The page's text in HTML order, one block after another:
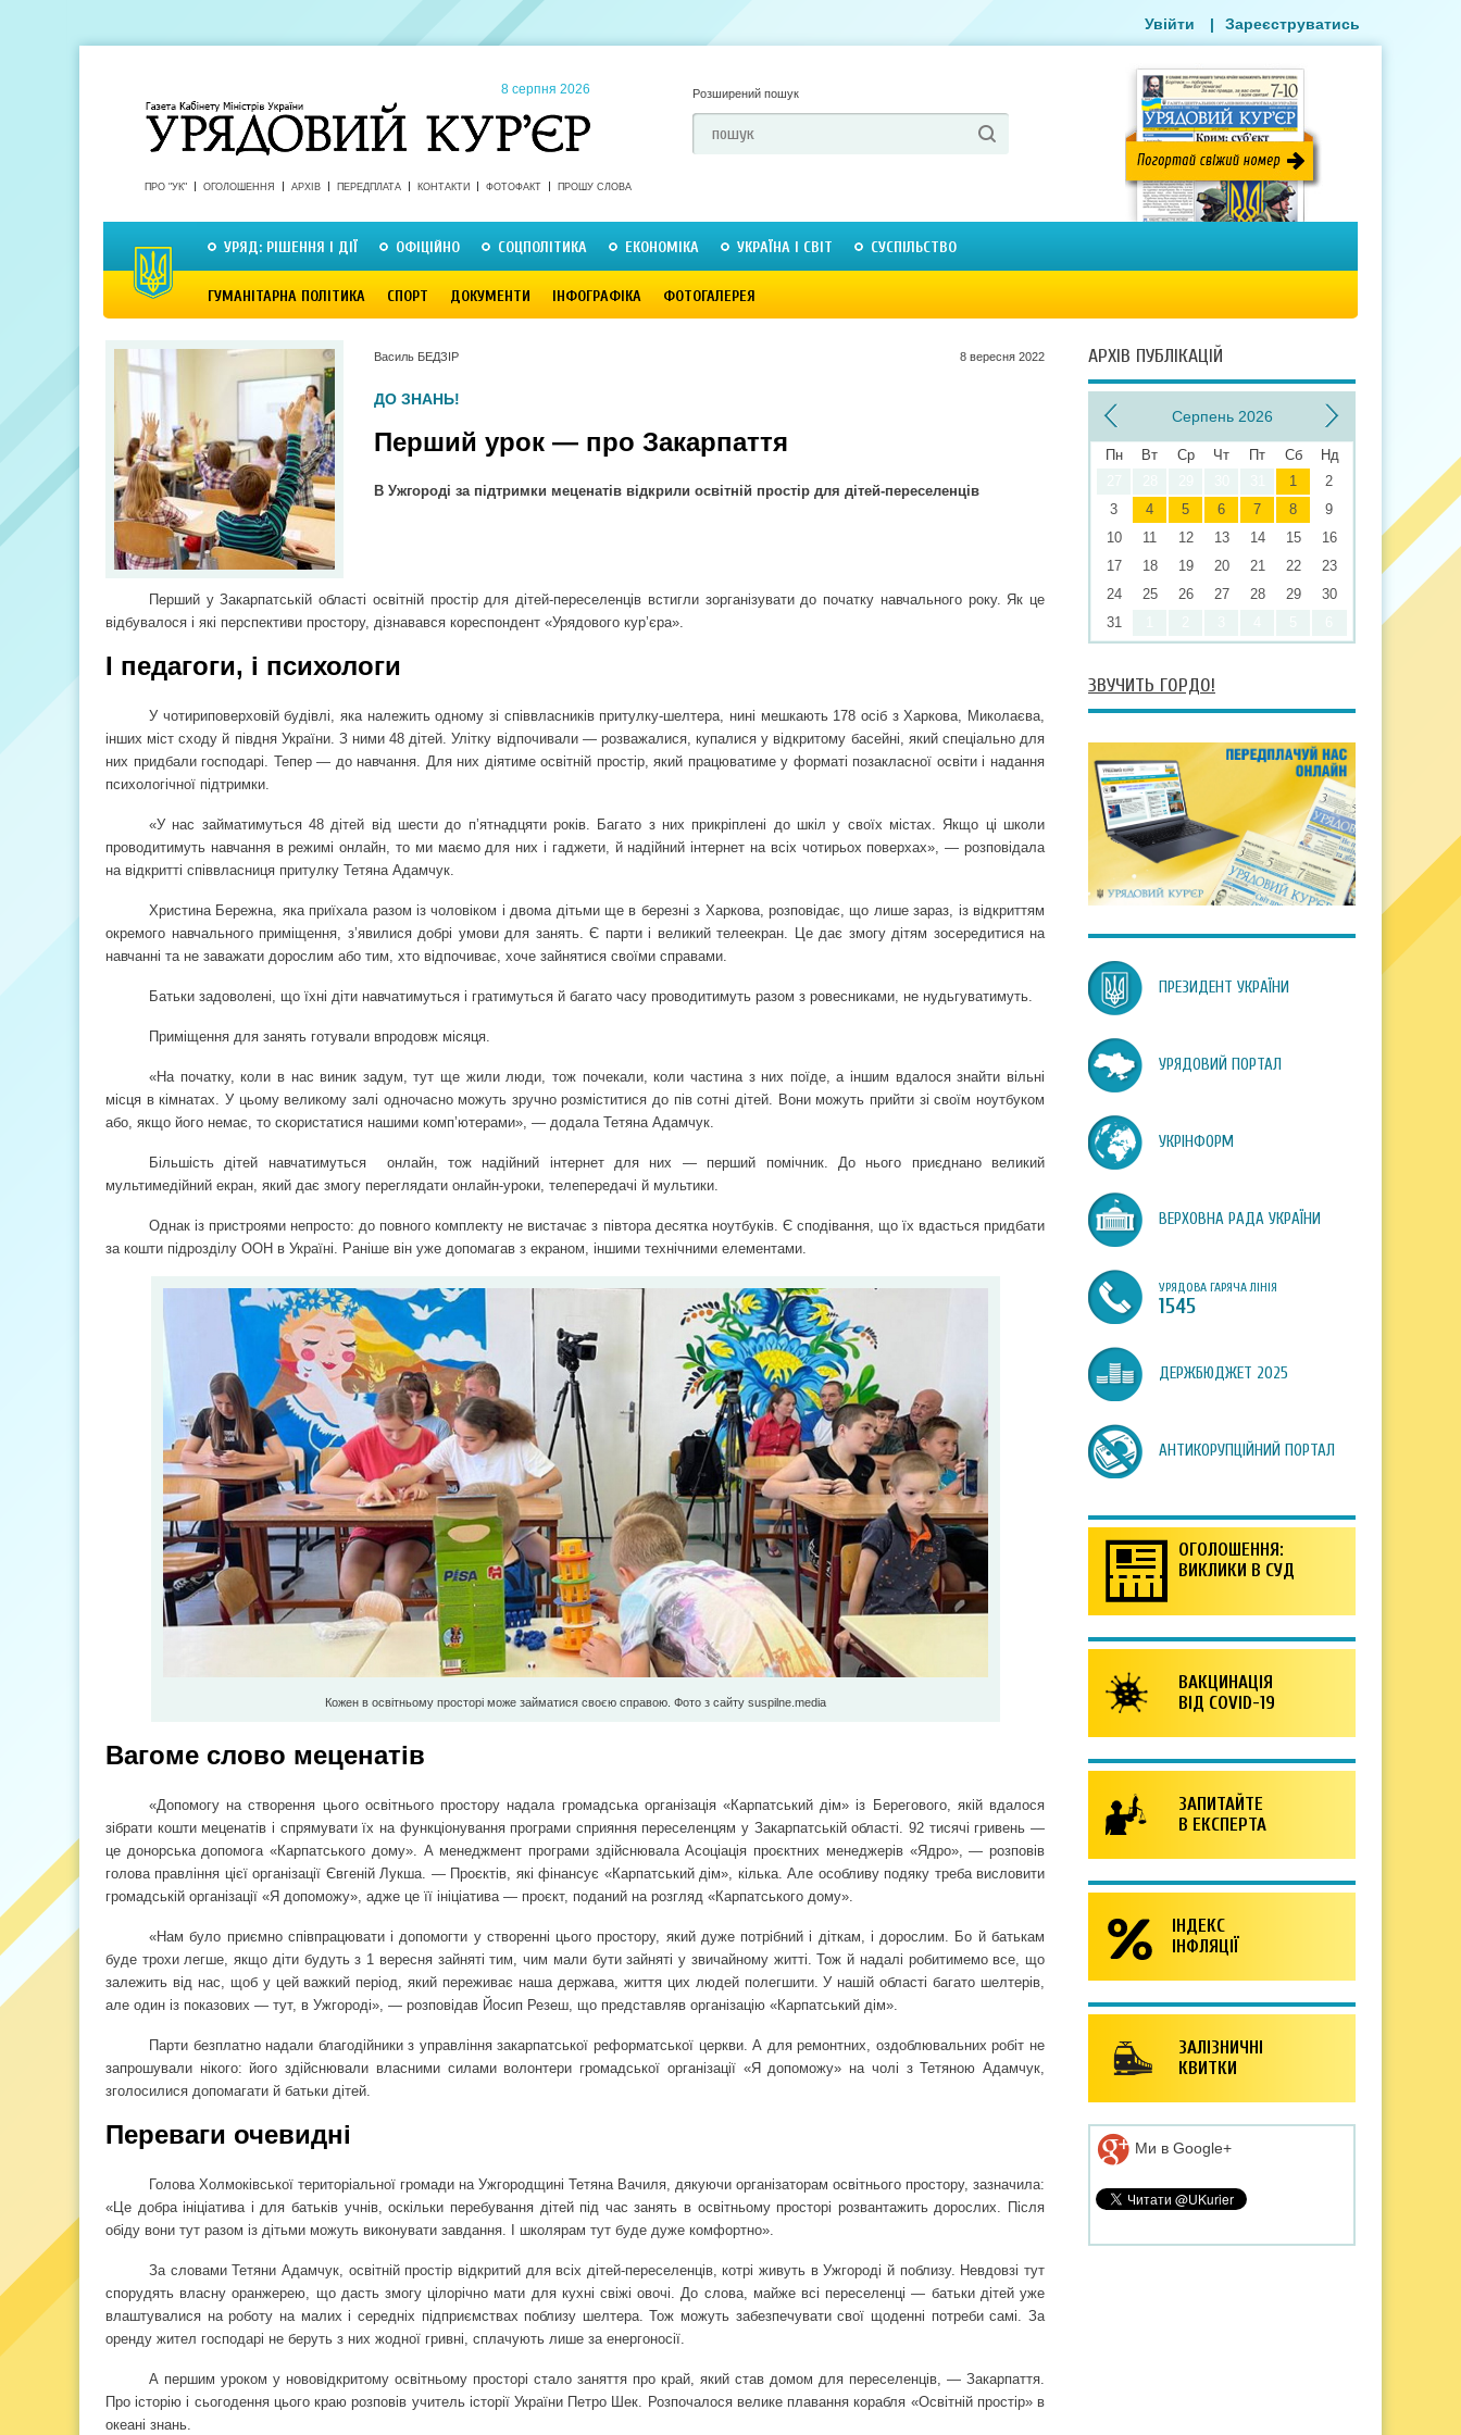
8 серпня 2026 Розширений пошук
ПРО "УК" ОГОЛОШЕННЯ АРХІВ ПЕРЕДПЛАТА КОНТАКТИ ФОТОФАКТ ПРОШУ СЛОВА
УРЯД: РІШЕННЯ І ДІЇ ОФІЦІЙНО СОЦПОЛІТИКА ЕКОНОМІКА УКРАЇНА І СВІТ СУСПІЛЬСТВО
ГУМАНІТАРНА ПОЛІТИКА СПОРТ ДОКУМЕНТИ ІНФОГРАФІКА ФОТОГАЛЕРЕЯ
Увійти | Зареєструватись
Василь БЕДЗІР 8 вересня 2022
ДО ЗНАНЬ!
Перший урок — про Закарпаття
В Ужгороді за підтримки меценатів відкрили освітній простір для дітей-переселенців
Перший у Закарпатській області освітній простір для дітей-переселенців встигли зорганізувати до початку навчального року. Як це
відбувалося і які перспективи простору, дізнавався кореспондент «Урядового кур’єра».
І педагоги, і психологи
У чотириповерховій будівлі, яка належить одному зі співвласників притулку-шелтера, нині мешкають 178 осіб з Харкова, Миколаєва,
інших міст сходу й півдня України. З ними 48 дітей. Улітку відпочивали — розважалися, купалися у відкритому басейні, який спеціально для
них придбали господарі. Тепер — до навчання. Для них діятиме освітній простір, який працюватиме у форматі позакласної освіти і надання
психологічної підтримки.
«У нас займатимуться 48 дітей від шести до п’ятнадцяти років. Багато з них прикріплені до шкіл у своїх містах. Якщо ці школи
проводитимуть навчання в режимі онлайн, то ми маємо для них і гаджети, й надійний інтернет на всіх чотирьох поверхах», — розповідала
на відкритті співвласниця притулку Тетяна Адамчук.
Христина Бережна, яка приїхала разом із чоловіком і двома дітьми ще в березні з Харкова, розповідає, що лише зараз, із відкриттям
окремого навчального приміщення, з’явилися добрі умови для занять. Є парти і великий телеекран. Це дає змогу дітям зосередитися на
навчанні та не заважати дорослим або тим, хто відпочиває, хоче зайнятися своїми справами.
Батьки задоволені, що їхні діти навчатимуться і гратимуться й багато часу проводитимуть разом з ровесниками, не нудьгуватимуть.
Приміщення для занять готували впродовж місяця.
«На початку, коли в нас виник задум, тут ще жили люди, тож почекали, коли частина з них поїде, а іншим вдалося знайти вільні
місця в кімнатах. У цьому великому залі одночасно можуть зручно розміститися до пів сотні дітей. Вони можуть прийти зі своїм ноутбуком
або, якщо його немає, то скористатися нашими комп’ютерами», — додала Тетяна Адамчук.
Більшість дітей навчатимуться
онлайн, тож надійний інтернет для них — перший помічник. До нього приєднано великий
мультимедійний екран, який дає змогу переглядати онлайн-уроки, телепередачі й мультики.
Однак із пристроями непросто: до повного комплекту не вистачає з півтора десятка ноутбуків. Є сподівання, що їх вдасться придбати
за кошти підрозділу ООН в Україні. Раніше він уже допомагав з екраном, іншими технічними елементами.
Кожен в освітньому просторі може займатися своєю справою. Фото з сайту suspilne.media
Вагоме слово меценатів
«Допомогу на створення цього освітнього простору надала громадська організація «Карпатський дім» із Берегового, якій вдалося
зібрати кошти меценатів і спрямувати їх на функціонування програми сприяння переселенцям у Закарпатській області. 92 тисячі гривень —
це донорська допомога «Карпатського дому». А менеджмент програми здійснювала Асоціація проєктних менеджерів «Ядро», — розповів
голова правління цієї організації Євгеній Лукша. — Проєктів, які фінансує «Карпатський дім», кілька. Але особливу подяку треба висловити
громадській організації «Я допоможу», адже це її ініціатива — проєкт, поданий на розгляд «Карпатського дому».
«Нам було приємно співпрацювати і допомогти у створенні цього простору, який дуже потрібний і діткам, і дорослим. Бо й батькам
буде трохи легше, якщо діти будуть з 1 вересня зайняті тим, чим мали бути зайняті у звичайному житті. Тож й надалі робитимемо все, що
залежить від нас, щоб у цей важкий період, який переживає наша держава, життя цих людей полегшити. У нашій області багато шелтерів,
але один із показових — тут, в Ужгороді», — розповідав Йосип Резеш, що представляв організацію «Карпатський дім».
Парти безплатно надали благодійники з управління закарпатської реформатської церкви. А для ремонтних, оздоблювальних робіт не
запрошували нікого: його здійснювали власними силами волонтери громадської організації «Я допоможу» на чолі з Тетяною Адамчук,
зголосилися допомагати й батьки дітей.
Переваги очевидні
Голова Холмоківської територіальної громади на Ужгородщині Тетяна Вачиля, дякуючи організаторам освітнього простору, зазначила:
«Це добра ініціатива і для батьків учнів, оскільки перебування дітей під час занять в освітньому просторі розвантажить дорослих. Після
обіду вони тут разом із дітьми можуть виконувати завдання. І школярам тут буде дуже комфортно».
За словами Тетяни Адамчук, освітній простір відкритий для всіх дітей-переселенців, котрі живуть в Ужгороді й поблизу. Невдовзі тут
спорудять власну оранжерею, що дасть змогу цілорічно мати для кухні свіжі овочі. До слова, майже всі переселенці — батьки дітей уже
влаштувалися на роботу на малих і середніх підприємствах поблизу шелтера. Тож можуть забезпечувати свої щоденні потреби самі. За
оренду жител господарі не беруть з них жодної гривні, сплачують лише за енергоносії.
А першим уроком у нововідкритому освітньому просторі стало заняття про край, який став домом для переселенців, — Закарпаття.
Про історію і сьогодення цього краю розповів учитель історії України Петро Шек. Розпочалося велике плавання корабля «Освітній простір» в
океані знань.
АРХІВ ПУБЛІКАЦІЙ
Серпень 2026
Пн Вт Ср Чт Пт Сб
Нд
1
2
3
4 5 6 7 8
9
10
11 12 13 14 15
16
17
18 19 20 21 22
23
24
25 26 27 28 29
30
31
ЗВУЧИТЬ ГОРДО!
ПРЕЗИДЕНТ УКРАЇНИ
УРЯДОВИЙ ПОРТАЛ
УКРІНФОРМ
ВЕРХОВНА РАДА УКРАЇНИ
УРЯДОВА ГАРЯЧА ЛІНІЯ
1545
ДЕРЖБЮДЖЕТ 2025
АНТИКОРУПЦІЙНИЙ ПОРТАЛ
ОГОЛОШЕННЯ:
ВИКЛИКИ В СУД
ВАКЦИНАЦІЯ
ВІД COVID-19
ЗАПИТАЙТЕ
В ЕКСПЕРТА
ІНДЕКС
ІНФЛЯЦІЇ
ЗАЛІЗНИЧНІ
КВИТКИ
Ми в Google+